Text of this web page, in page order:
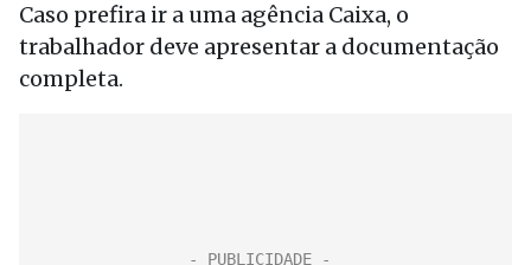
Caso prefira ir a uma agência Caixa, o
trabalhador deve apresentar a documentação
completa.